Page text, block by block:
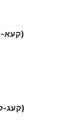
Lettera ג (Pagina: קעא-קעג)
Lettera ד (Pagina: קעג-קעה)